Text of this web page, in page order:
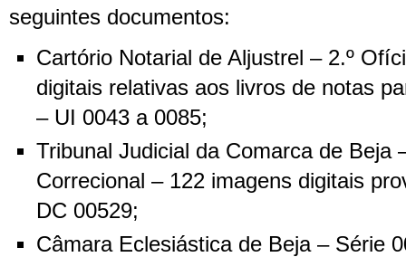
seguintes documentos:
Cartório Notarial de Aljustrel – 2.º
digitais relativas aos livros de notas
– UI 0043 a 0085;
Tribunal Judicial da Comarca de Beja
Correcional – 122 imagens digitais
DC 00529;
Câmara Eclesiástica de Beja – Série